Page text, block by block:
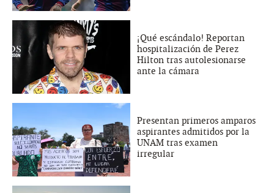
¡Qué escándalo! Reportan
hospitalización de Perez
Hilton tras autolesionarse
ante la cámara
Presentan primeros amparos
aspirantes admitidos por la
UNAM tras examen
irregular